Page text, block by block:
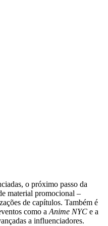
o próximo passo da
material promocional –
de capítulos. Também é
como a Anime NYC e a
a influenciadores.